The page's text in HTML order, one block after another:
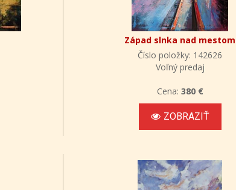
Západ slnka nad mestom
Číslo položky: 142626
Voľný predaj
Cena: 380 €
ZOBRAZIŤ